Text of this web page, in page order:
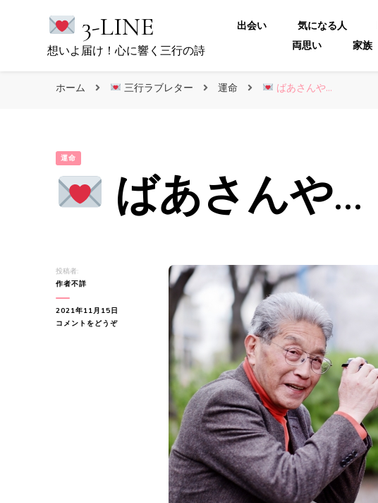
3-LINE
想いよ届け！心に響く三行の詩
出会い 気になる人
両思い
家族
ホーム 三行ラブレター 運命 ばあさんや…
運命
ばあさんや…
投稿者:
作者不詳
2021年11月15日
コメントをどうぞ(